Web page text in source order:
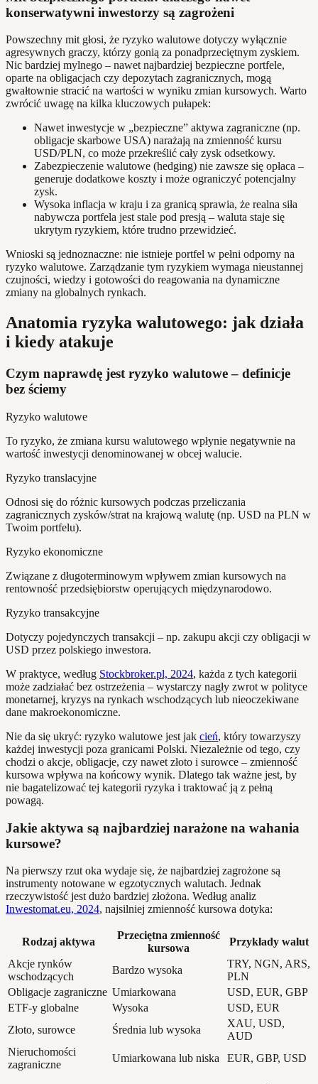
konserwatywni inwestorzy są zagrożeni
Powszechny mit głosi, że ryzyko walutowe dotyczy wyłącznie
agresywnych graczy, którzy gonią za ponadprzeciętnym zyskiem.
Nic bardziej mylnego – nawet najbardziej bezpieczne portfele,
oparte na obligacjach czy depozytach zagranicznych, mogą
gwałtownie stracić na wartości w wyniku zmian kursowych. Warto
zwrócić uwagę na kilka kluczowych pułapek:
Nawet inwestycje w „bezpieczne” aktywa zagraniczne (np.
obligacje skarbowe USA) narażają na zmienność kursu
USD/PLN, co może przekreślić cały zysk odsetkowy.
Zabezpieczenie walutowe (hedging) nie zawsze się opłaca –
generuje dodatkowe koszty i może ograniczyć potencjalny
zysk.
Wysoka inflacja w kraju i za granicą sprawia, że realna siła
nabywcza portfela jest stale pod presją – waluta staje się
ukrytym ryzykiem, które trudno przewidzieć.
Wnioski są jednoznaczne: nie istnieje portfel w pełni odporny na
ryzyko walutowe. Zarządzanie tym ryzykiem wymaga nieustannej
czujności, wiedzy i gotowości do reagowania na dynamiczne
zmiany na globalnych rynkach.
Anatomia ryzyka walutowego: jak działa
i kiedy atakuje
Czym naprawdę jest ryzyko walutowe – definicje
bez ściemy
Ryzyko walutowe
To ryzyko, że zmiana kursu walutowego wpłynie negatywnie na
wartość inwestycji denominowanej w obcej walucie.
Ryzyko translacyjne
Odnosi się do różnic kursowych podczas przeliczania
zagranicznych zysków/strat na krajową walutę (np. USD na PLN w
Twoim portfelu).
Ryzyko ekonomiczne
Związane z długoterminowym wpływem zmian kursowych na
rentowność przedsiębiorstw operujących międzynarodowo.
Ryzyko transakcyjne
Dotyczy pojedynczych transakcji – np. zakupu akcji czy obligacji w
USD przez polskiego inwestora.
W praktyce, według Stockbroker.pl, 2024, każda z tych kategorii
może zadziałać bez ostrzeżenia – wystarczy nagły zwrot w polityce
monetarnej, kryzys na rynkach wschodzących lub nieoczekiwane
dane makroekonomiczne.
Nie da się ukryć: ryzyko walutowe jest jak cień, który towarzyszy
każdej inwestycji poza granicami Polski. Niezależnie od tego, czy
chodzi o akcje, obligacje, czy nawet złoto i surowce – zmienność
kursowa wpływa na końcowy wynik. Dlatego tak ważne jest, by
nie bagatelizować tej kategorii ryzyka i traktować ją z pełną
powagą.
Jakie aktywa są najbardziej narażone na wahania
kursowe?
Na pierwszy rzut oka wydaje się, że najbardziej zagrożone są
instrumenty notowane w egzotycznych walutach. Jednak
rzeczywistość jest dużo bardziej złożona. Według analiz
Inwestomat.eu, 2024, najsilniej zmienność kursowa dotyka:
Rodzaj aktywa
Przeciętna zmienność
kursowa
Przykłady walut
Akcje rynków
wschodzących
Bardzo wysoka
TRY, NGN, ARS,
PLN
Obligacje zagraniczne Umiarkowana
USD, EUR, GBP
ETF-y globalne
Wysoka
USD, EUR
Złoto, surowce
Średnia lub wysoka
XAU, USD,
AUD
Nieruchomości
zagraniczne
Umiarkowana lub niska EUR, GBP, USD